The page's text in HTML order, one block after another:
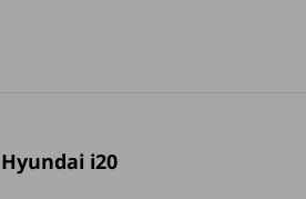
Hyundai i20